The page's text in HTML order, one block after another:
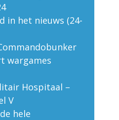
in het nieuws (24-
wargames
Hospitaal –
V
hele